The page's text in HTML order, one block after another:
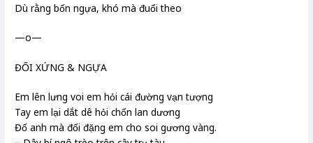
Dù rằng bốn ngựa, khó mà đuổi theo
—o—
ĐỐI XỨNG & NGỰA
Em lên lưng voi em hỏi cái đường vạn tượng
Tay em lại dắt dê hỏi chốn lan dương
Đố anh mà đối đặng em cho soi gương vàng.